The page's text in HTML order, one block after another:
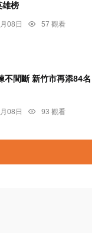
雄榜
08日
57 觀看
不間斷 新竹市再添84名
08日
93 觀看